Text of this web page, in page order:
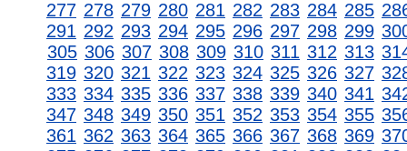
277 278 279 280 281 282 283 284 285
291 292 293 294 295 296 297 298 299
305 306 307 308 309 310 311 312 313
319 320 321 322 323 324 325 326 327
333 334 335 336 337 338 339 340 341
347 348 349 350 351 352 353 354 355
361 362 363 364 365 366 367 368 369